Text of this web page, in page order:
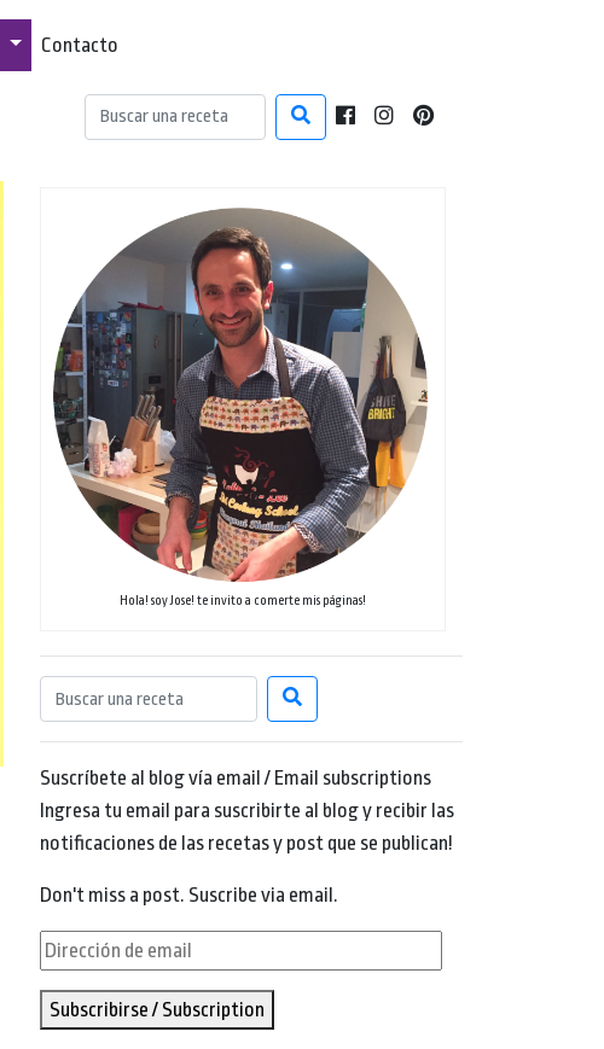
Contacto
Hola! soy Jose! te invito a comerte mis páginas!
Suscríbete al blog vía email / Email subscriptions
Ingresa tu email para suscribirte al blog y recibir las
notificaciones de las recetas y post que se publican!
Don't miss a post. Suscribe via email.
Dirección
de
email
Subscribirse / Subscription